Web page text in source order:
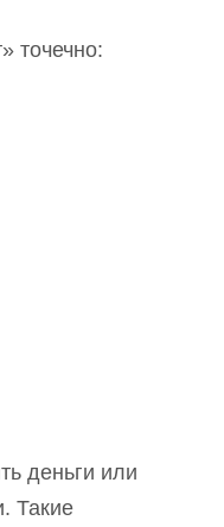
точечно:
деньги или
Такие